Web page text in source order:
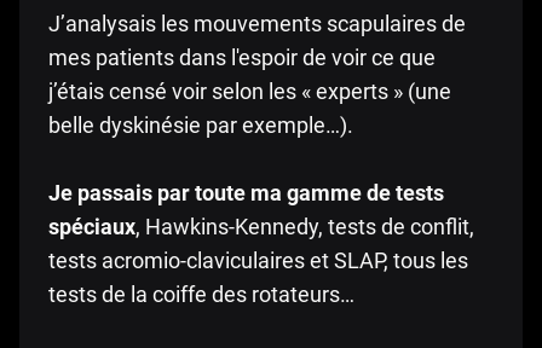
J’analysais les mouvements scapulaires de
mes patients dans l'espoir de voir ce que
j’étais censé voir selon les « experts » (une
belle dyskinésie par exemple…).
Je passais par toute ma gamme de tests
spéciaux, Hawkins-Kennedy, tests de conflit,
tests acromio-claviculaires et SLAP, tous les
tests de la coiffe des rotateurs…